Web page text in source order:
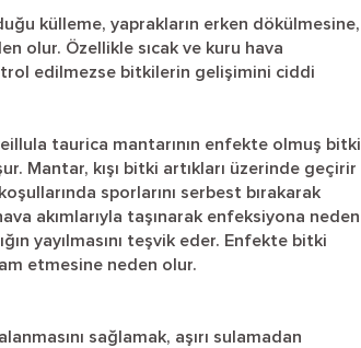
külleme, yaprakların erken dökülmesine,
olur. Özellikle sıcak ve kuru hava
edilmezse bitkilerin gelişimini ciddi
taurica mantarının enfekte olmuş bitki
Mantar, kışı bitki artıkları üzerinde geçirir
sporlarını serbest bırakarak
akımlarıyla taşınarak enfeksiyona neden
yayılmasını teşvik eder. Enfekte bitki
etmesine neden olur.
sağlamak, aşırı sulamadan